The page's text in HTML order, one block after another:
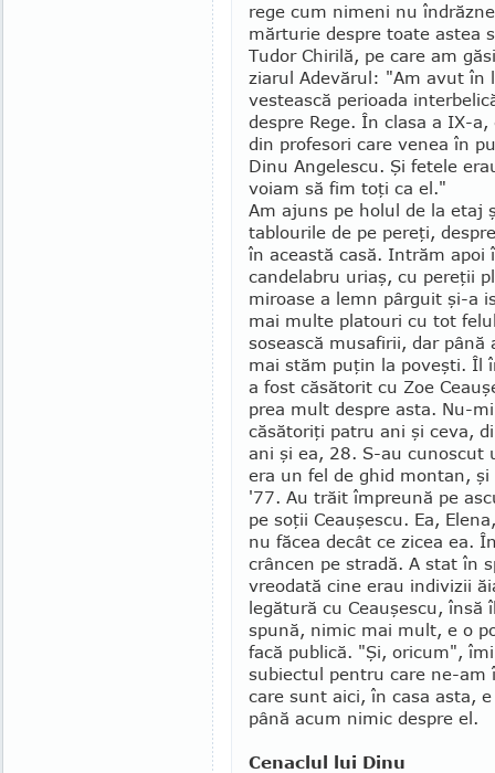
rege cum nimeni nu
mărturie des­pre toate astea
Tudor Chirilă, pe care am
ziarul Adevărul: "Am avut în
ves­tească perioada
despre Rege. În clasa a IX-
din profesori care venea în
Dinu Angelescu. Şi fetele
voiam să fim toţi ca el."
Am ajuns pe holul de la etaj
tablourile de pe pereţi,
în această ca­să. Intrăm
candelabru uriaş, cu pereţii
miroase a lemn pârguit şi-a
mai multe platouri cu tot
sosească mu­safirii, dar
mai stăm puţin la poveşti. Îl
a fost căsătorit cu Zoe
prea mult despre asta. Nu-
căsătoriţi patru ani şi ceva,
ani şi ea, 28. S-au cunoscut
era un fel de ghid montan,
'77. Au trăit împreună pe
pe soţii Ceauşescu. Ea,
nu făcea decât ce zicea ea.
crâncen pe stradă. A stat în
vreodată cine erau indivizii
legătură cu Ceauşescu,
spună, nimic mai mult, e o
facă publică. "Şi, oricum",
subiectul pentru care ne-
care sunt aici, în casa asta,
până acum nimic despre el.
Cenaclul lui Dinu